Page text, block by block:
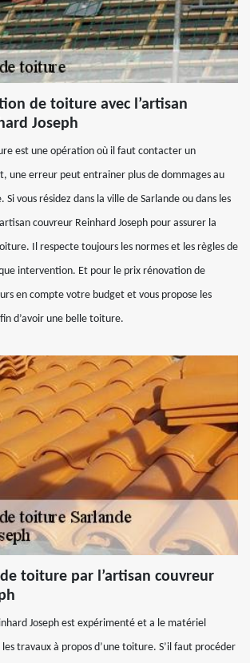
de toiture avec l’artisan
Joseph
est une opération où il faut contacter un
une erreur peut entrainer plus de dommages au
vous résidez dans la ville de Sarlande ou dans les
couvreur Reinhard Joseph pour assurer la
Il respecte toujours les normes et les règles de
intervention. Et pour le prix rénovation de
en compte votre budget et vous propose les
d’avoir une belle toiture.
toiture par l’artisan couvreur
Joseph est expérimenté et a le matériel
travaux à propos d’une toiture. S’il faut procéder